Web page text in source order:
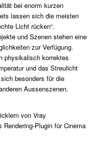
bei enorm kurzen
lassen sich die meisten
Licht rücken“.
und Szenen stehen eine
zur Verfügung.
physikalisch korrektes
und das Streulicht
besonders für die
Aussenszenen.
von Vray
Plugin für Cinema